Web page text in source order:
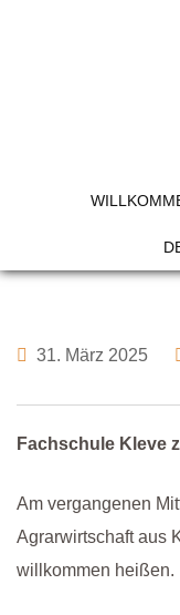
31. März 2025
Fachschule Kleve
Am vergangenen
Agrarwirtschaft aus
willkommen heißen.